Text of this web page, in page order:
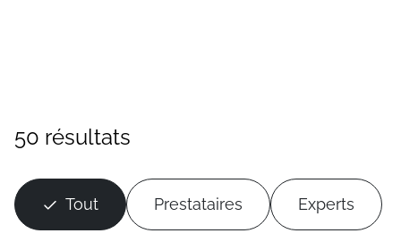
50 résultats
Tout Prestataires Experts